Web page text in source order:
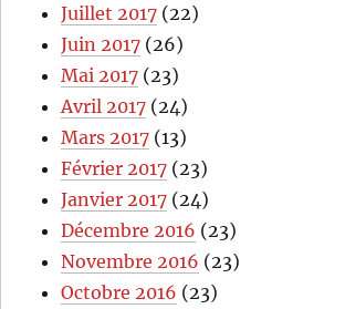
Juillet 2017 (22)
Juin 2017 (26)
Mai 2017 (23)
Avril 2017 (24)
Mars 2017 (13)
Février 2017 (23)
Janvier 2017 (24)
Décembre 2016 (23)
Novembre 2016 (23)
Octobre 2016 (23)